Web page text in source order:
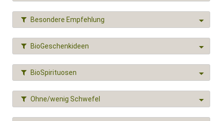
Besondere Empfehlung
BioGeschenkideen
BioSpirituosen
Ohne/wenig Schwefel